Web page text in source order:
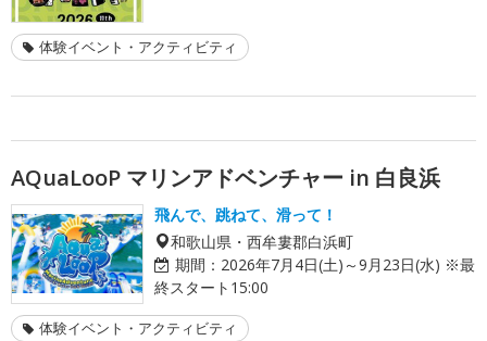
体験イベント・アクティビティ
AQuaLooP マリンアドベンチャー in 白良浜
飛んで、跳ねて、滑って！
和歌山県・西牟婁郡白浜町
期間： 2026年7月4日(土)～9月23日(水) ※最
終スタート15:00
体験イベント・アクティビティ